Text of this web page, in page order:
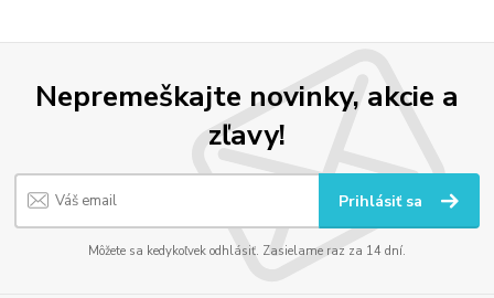
Nepremeškajte novinky, akcie a
zľavy!
Prihlásiť sa
Môžete sa kedykoľvek odhlásiť. Zasielame raz za 14 dní.